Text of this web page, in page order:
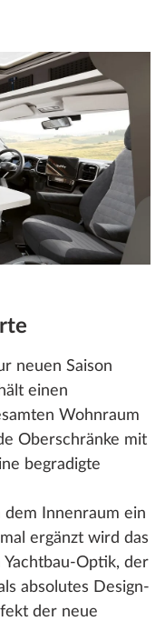
neuen Saison
einen
Wohnraum
Oberschränke mit
begradigte
dem Innenraum ein
ergänzt wird das
Optik, der
absolutes Design-
der neue